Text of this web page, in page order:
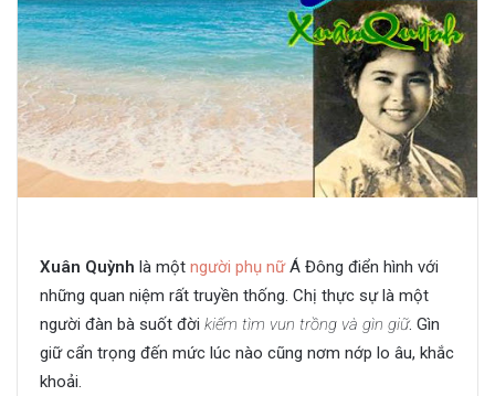
Xuân Quỳnh là một người phụ nữÁ Đông điển hình với
những quan niệm rất truyền thống. Chị thực sự là một
người đàn bà suốt đời kiếm tìm vun trồng và gìn giữ. Gìn
giữ cẩn trọng đến mức lúc nào cũng nơm nớp lo âu, khắc
khoải.